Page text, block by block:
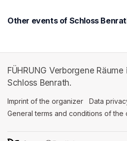
Other events of Schloss
FÜHRUNG Verborgene
Schloss Benrath.
Imprint of the organizer (opens in a
Data
General terms and conditions of the